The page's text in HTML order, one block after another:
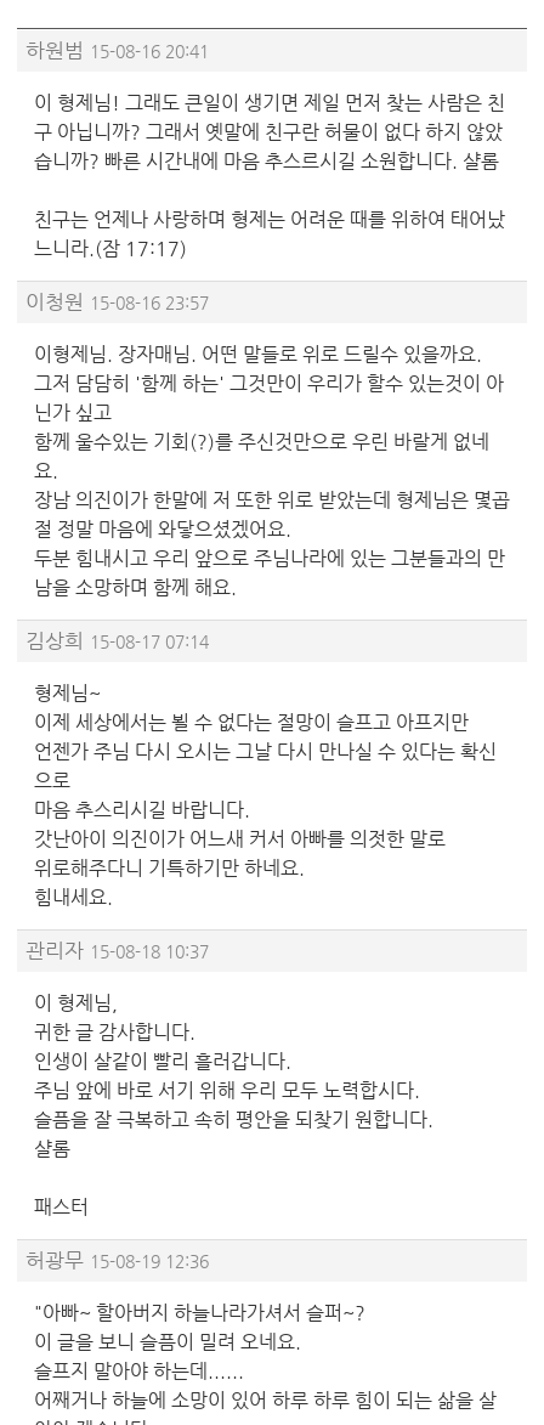
하원범 15-08-16 20:41
이 형제님! 그래도 큰일이 생기면 제일 먼저 찾는 사람은 친
구 아닙니까? 그래서 옛말에 친구란 허물이 없다 하지 않았
습니까? 빠른 시간내에 마음 추스르시길 소원합니다. 샬롬
친구는 언제나 사랑하며 형제는 어려운 때를 위하여 태어났
느니라.(잠 17:17)
이청원 15-08-16 23:57
이형제님. 장자매님. 어떤 말들로 위로 드릴수 있을까요.
그저 담담히 '함께 하는' 그것만이 우리가 할수 있는것이 아
닌가 싶고
함께 울수있는 기회(?)를 주신것만으로 우린 바랄게 없네
요.
장남 의진이가 한말에 저 또한 위로 받았는데 형제님은 몇곱
절 정말 마음에 와닿으셨겠어요.
두분 힘내시고 우리 앞으로 주님나라에 있는 그분들과의 만
남을 소망하며 함께 해요.
김상희 15-08-17 07:14
형제님~
이제 세상에서는 뵐 수 없다는 절망이 슬프고 아프지만
언젠가 주님 다시 오시는 그날 다시 만나실 수 있다는 확신
으로
마음 추스리시길 바랍니다.
갓난아이 의진이가 어느새 커서 아빠를 의젓한 말로
위로해주다니 기특하기만 하네요.
힘내세요.
관리자 15-08-18 10:37
이 형제님,
귀한 글 감사합니다.
인생이 살같이 빨리 흘러갑니다.
주님 앞에 바로 서기 위해 우리 모두 노력합시다.
슬픔을 잘 극복하고 속히 평안을 되찾기 원합니다.
샬롬
패스터
허광무 15-08-19 12:36
"아빠~ 할아버지 하늘나라가셔서 슬퍼~?
이 글을 보니 슬픔이 밀려 오네요.
슬프지 말아야 하는데......
어째거나 하늘에 소망이 있어 하루 하루 힘이 되는 삶을 살